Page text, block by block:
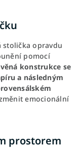
stolička opravdu
pomocí
konstrukce se
a následným
emocionální
prostorem